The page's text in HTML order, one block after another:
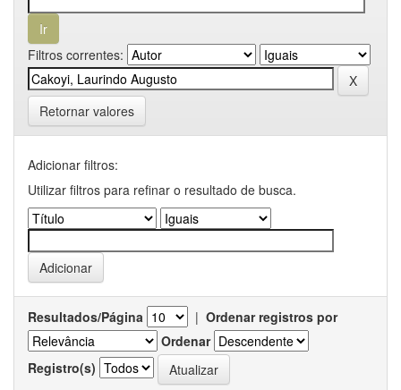
Filtros correntes:
Retornar valores
Adicionar filtros:
Utilizar filtros para refinar o resultado de busca.
Resultados/Página | Ordenar registros por
Ordenar
Registro(s)